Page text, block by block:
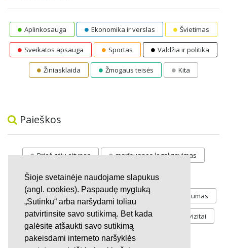
Šioje svetainėje naudojame slapukus
(angl. cookies). Paspaudę mygtuką
„Sutinku“ arba naršydami toliau
patvirtinsite savo sutikimą. Bet kada
galėsite atšaukti savo sutikimą
pakeisdami interneto naršyklės
Aplinkosauga Ekonomika ir verslas Švietimas
Sveikatos apsauga Sportas Valdžia ir politika
Žiniasklaida Žmogaus teisės Kita
Paieškos
Prieš gėju eitynes marihuanos legalizavimas
STOP vaiku atemimas
Pilnos moksleivių vasaros atostogos referendumas
Keliu jaunystės Valandos Rekvizitai
Investicijos